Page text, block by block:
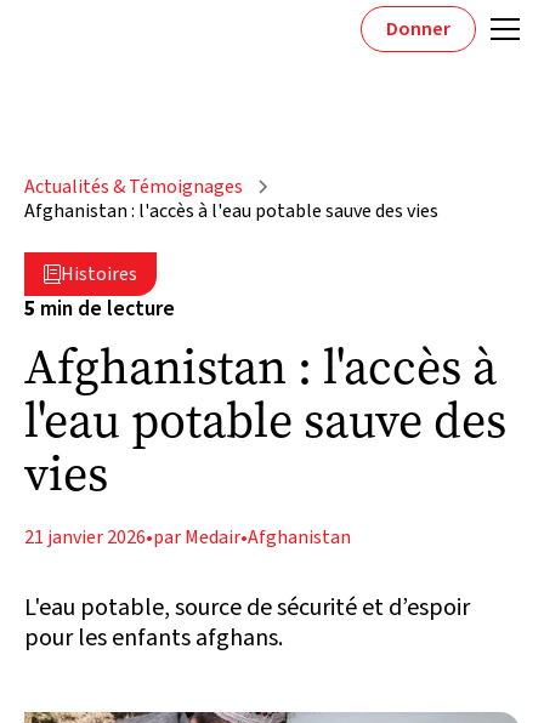
Donner
Actualités & Témoignages
Afghanistan : l'accès à l'eau potable sauve des vies
 Histoires
5 min de lecture
Afghanistan : l'accès à
l'eau potable sauve des
vies
21 janvier 2026•par Medair•Afghanistan
L'eau potable, source de sécurité et d’espoir
pour les enfants afghans.